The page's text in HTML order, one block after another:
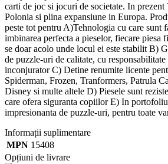
carti de joc si jocuri de societate. In prezent
Polonia si plina expansiune in Europa.
peste tot pentru A)Tehnologia cu care sunt
imbinarea perfecta a pieselor, fiecare
se doar acolo unde locul ei este stabilit B)
de puzzle-uri de calitate, cu
inconjurator C) Detine renumite licente
Spiderman, Frozen, Tranformers, Patrula
Disney si multe altele D) Piesele sunt
care ofera siguranta copiilor E) In
impresionanta de puzzle-uri, pentru toate
Informații suplimentare
MPN 15408
Opțiuni de livrare